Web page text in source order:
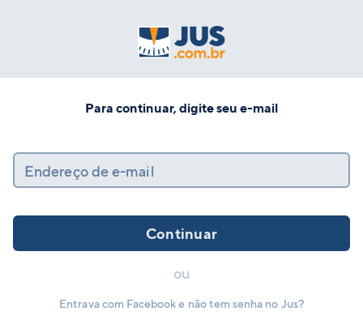
Para continuar, digite seu e-mail
Endereço de e-mail
Continuar
ou
Entrava com Facebook e não tem senha no Jus?